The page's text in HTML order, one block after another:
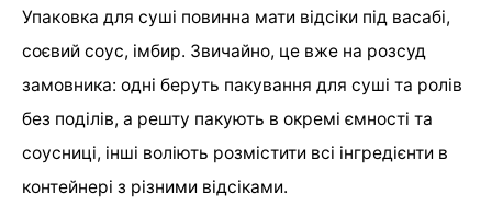
Упаковка для суші повинна мати відсіки під васабі,
соєвий соус, імбир. Звичайно, це вже на розсуд
замовника: одні беруть пакування для суші та ролів
без поділів, а решту пакують в окремі ємності та
соусниці, інші воліють розмістити всі інгредієнти в
контейнері з різними відсіками.